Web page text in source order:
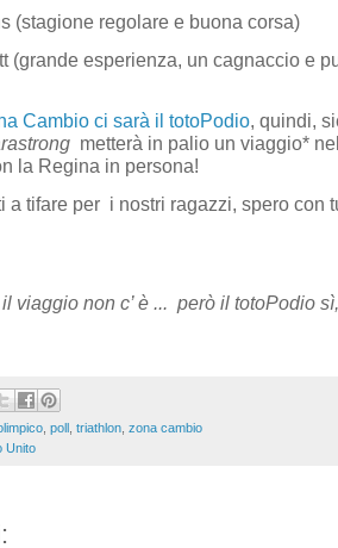
(stagione regolare e buona corsa)
(grande esperienza, un cagnaccio e
Cambio ci sarà il totoPodio, quindi,
metterà in palio un viaggio*
la Regina in persona!
a tifare per i nostri ragazzi, spero con
viaggio non c’ è ... però il totoPodio
poll triathlon zona cambio
Unito